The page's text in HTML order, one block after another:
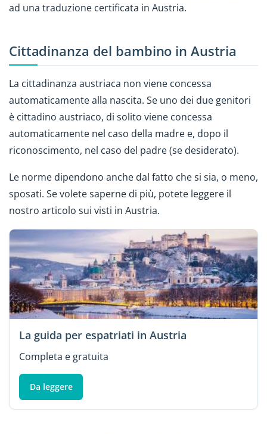
ad una traduzione certificata in Austria.
Cittadinanza del bambino in Austria
La cittadinanza austriaca non viene concessa
automaticamente alla nascita. Se uno dei due genitori
è cittadino austriaco, di solito viene concessa
automaticamente nel caso della madre e, dopo il
riconoscimento, nel caso del padre (se desiderato).
Le norme dipendono anche dal fatto che si sia, o meno,
sposati. Se volete saperne di più, potete leggere il
nostro articolo sui visti in Austria.
La guida per espatriati in Austria
Completa e gratuita
Da leggere